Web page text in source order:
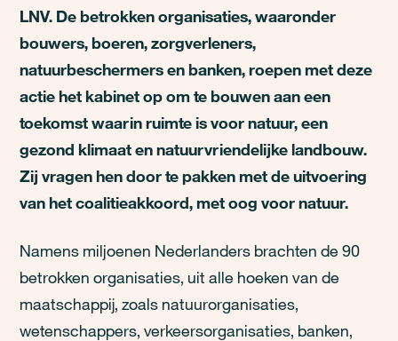
LNV. De betrokken organisaties, waaronder
bouwers, boeren, zorgverleners,
natuurbeschermers en banken, roepen met deze
actie het kabinet op om te bouwen aan een
toekomst waarin ruimte is voor natuur, een
gezond klimaat en natuurvriendelijke landbouw.
Zij vragen hen door te pakken met de uitvoering
van het coalitieakkoord, met oog voor natuur.
Namens miljoenen Nederlanders brachten de 90
betrokken organisaties, uit alle hoeken van de
maatschappij, zoals natuurorganisaties,
wetenschappers, verkeersorganisaties, banken,